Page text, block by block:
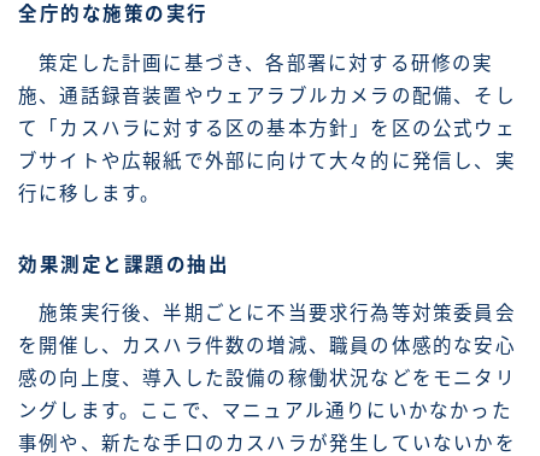
全庁的な施策の実行
策定した計画に基づき、各部署に対する研修の実
施、通話録音装置やウェアラブルカメラの配備、そし
て「カスハラに対する区の基本方針」を区の公式ウェ
ブサイトや広報紙で外部に向けて大々的に発信し、実
行に移します。
効果測定と課題の抽出
施策実行後、半期ごとに不当要求行為等対策委員会
を開催し、カスハラ件数の増減、職員の体感的な安心
感の向上度、導入した設備の稼働状況などをモニタリ
ングします。ここで、マニュアル通りにいかなかった
事例や、新たな手口のカスハラが発生していないかを